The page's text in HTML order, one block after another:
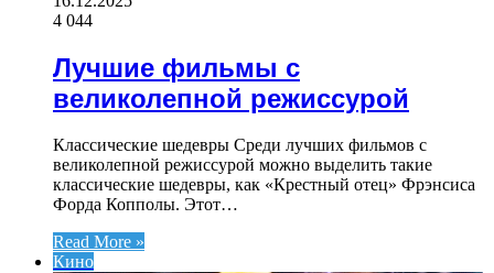
4 044
Лучшие фильмы с
великолепной режиссурой
Классические шедевры Среди лучших фильмов с
великолепной режиссурой можно выделить такие
классические шедевры, как «Крестный отец» Фрэнсиса
Форда Копполы. Этот…
Read More »
Кино